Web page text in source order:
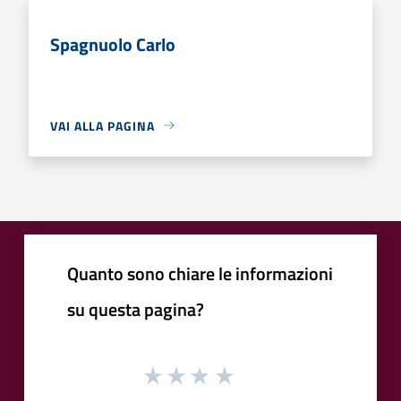
Spagnuolo Carlo
VAI ALLA PAGINA
Quanto sono chiare le informazioni
su questa pagina?